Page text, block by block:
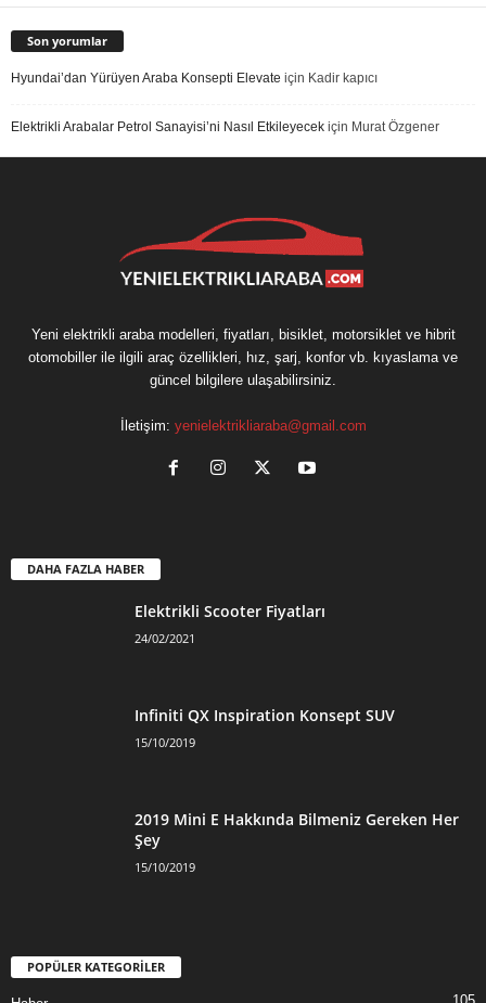
Son yorumlar
Hyundai’dan Yürüyen Araba Konsepti Elevate için Kadir kapıcı
Elektrikli Arabalar Petrol Sanayisi’ni Nasıl Etkileyecek için Murat Özgener
Yeni elektrikli araba modelleri, fiyatları, bisiklet, motorsiklet ve hibrit
otomobiller ile ilgili araç özellikleri, hız, şarj, konfor vb. kıyaslama ve
güncel bilgilere ulaşabilirsiniz.
İletişim: yenielektrikliaraba@gmail.com
DAHA FAZLA HABER
Elektrikli Scooter Fiyatları
24/02/2021
Infiniti QX Inspiration Konsept SUV
15/10/2019
2019 Mini E Hakkında Bilmeniz Gereken Her
Şey
15/10/2019
POPÜLER KATEGORİLER